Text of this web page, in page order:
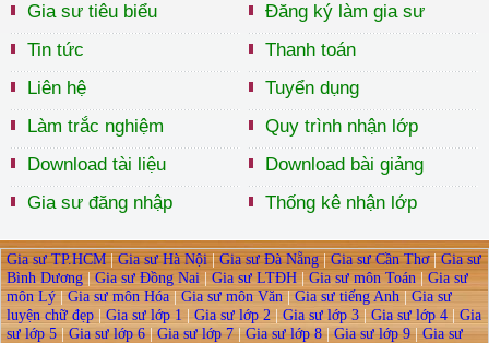
Gia sư tiêu biểu
Tin tức
Liên hệ
Làm trắc nghiệm
Download tài liệu
Gia sư đăng nhập
Đăng ký làm gia sư
Thanh toán
Tuyển dụng
Quy trình nhận lớp
Download bài giảng
Thống kê nhận lớp
Gia sư TP.HCM|Gia sư Hà Nội|Gia sư Đà Nẵng|Gia sư Cần Thơ|Gia sư
Bình Dương | Gia sư Đồng Nai | Gia sư LTĐH | Gia sư môn Toán | Gia sư
môn Lý|Gia sư môn Hóa|Gia sư môn Văn|Gia sư tiếng Anh|Gia sư
luyện chữ đẹp | Gia sư lớp 1 | Gia sư lớp 2 | Gia sư lớp 3 | Gia sư lớp 4 | Gia
sư lớp 5|Gia sư lớp 6|Gia sư lớp 7|Gia sư lớp 8|Gia sư lớp 9|Gia sư